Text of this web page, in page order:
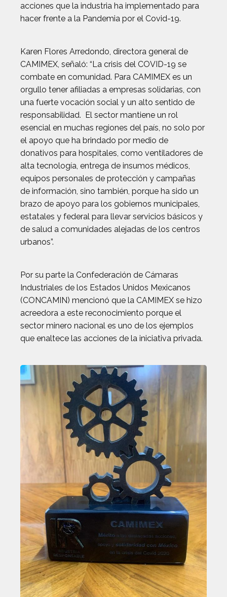
acciones que la industria ha implementado para
hacer frente a la Pandemia por el Covid-19.
Karen Flores Arredondo, directora general de
CAMIMEX, señaló: “La crisis del COVID-19 se
combate en comunidad. Para CAMIMEX es un
orgullo tener afiliadas a empresas solidarias, con
una fuerte vocación social y un alto sentido de
responsabilidad. El sector mantiene un rol
esencial en muchas regiones del país, no solo por
el apoyo que ha brindado por medio de
donativos para hospitales, como ventiladores de
alta tecnología, entrega de insumos médicos,
equipos personales de protección y campañas
de información, sino también, porque ha sido un
brazo de apoyo para los gobiernos municipales,
estatales y federal para llevar servicios básicos y
de salud a comunidades alejadas de los centros
urbanos”.
Por su parte la Confederación de Cámaras
Industriales de los Estados Unidos Mexicanos
(CONCAMIN) mencionó que la CAMIMEX se hizo
acreedora a este reconocimiento porque el
sector minero nacional es uno de los ejemplos
que enaltece las acciones de la iniciativa privada.